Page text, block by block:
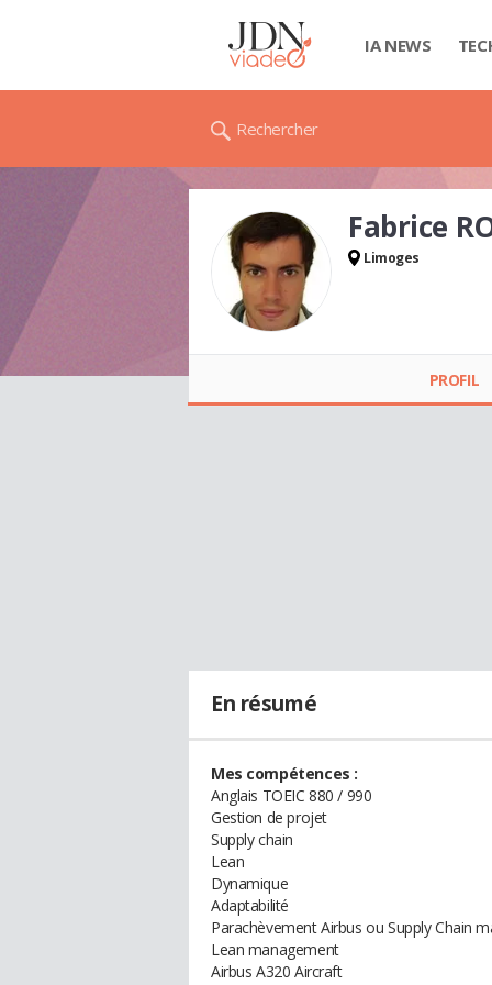
IA NEWS
Rechercher
Fabrice
Limoges
PROFIL
En résumé
Mes compétences :
Anglais TOEIC 880 / 990
Gestion de projet
Supply chain
Lean
Dynamique
Adaptabilité
Parachèvement Airbus ou Supply Chain
Lean management
Airbus A320 Aircraft